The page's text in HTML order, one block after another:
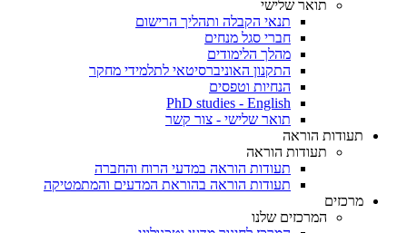
תואר שלישי
תנאי הקבלה ותהליך הרישום
חברי סגל מנחים
מהלך הלימודים
התקנון האוניברסיטאי לתלמידי מחקר
הנחיות וטפסים
PhD studies - English
תואר שלישי - צור קשר
תעודות הוראה
תעודות הוראה
תעודות הוראה במדעי הרוח והחברה
תעודות הוראה בהוראת המדעים והמתמטיקה
מרכזים
המרכזים שלנו